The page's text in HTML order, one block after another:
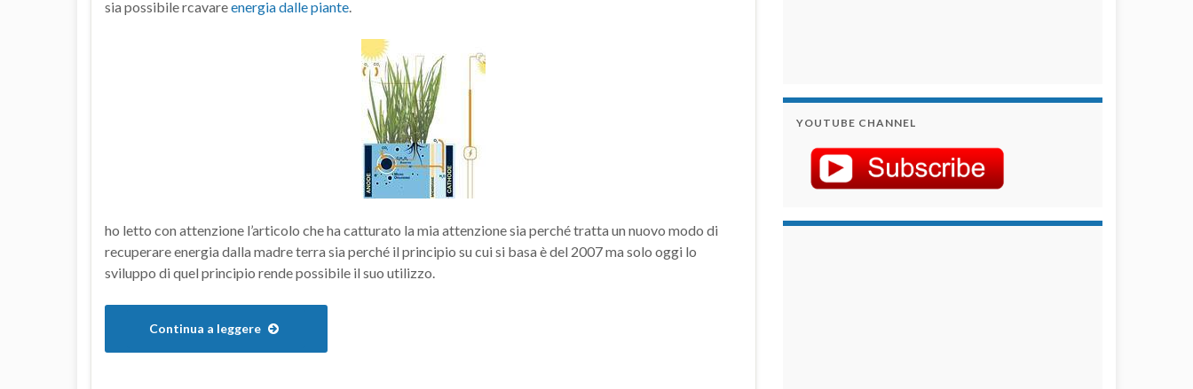
sia possibile rcavareenergia dalle piante.
ho letto con attenzione l’articolo che ha catturato la mia attenzione sia perché tratta un nuovo modo di
recuperare energia dalla madre terra sia perché il principio su cui si basa è del 2007 ma solo oggi lo
sviluppo di quel principio rende possibile il suo utilizzo.
Continua a leggere
YOUTUBE CHANNEL